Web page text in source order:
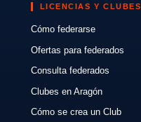
LICENCIAS Y CLUBES
Cómo federarse
Ofertas para federados
Consulta federados
Clubes en Aragón
Cómo se crea un Club